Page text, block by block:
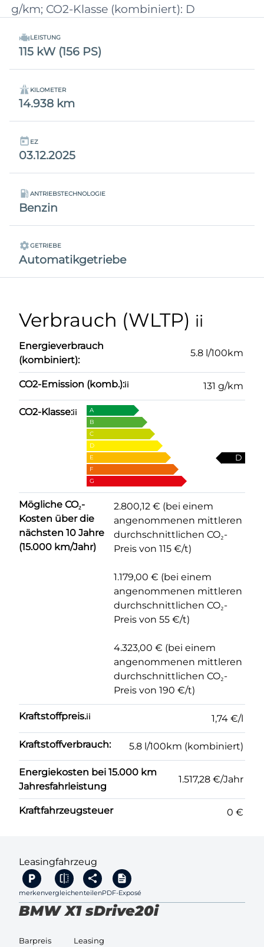
g/km; CO2-Klasse (kombiniert): D
LEISTUNG
115 kW (156 PS)
KILOMETER
14.938 km
EZ
03.12.2025
ANTRIEBSTECHNOLOGIE
Benzin
GETRIEBE
Automatikgetriebe
Verbrauch (WLTP) ii
Energieverbrauch
(kombiniert):
5.8 l/100km
CO2-Emission (komb.):ii 131 g/km
CO2-Klasse:ii
A
B
C
D
E
F
G
D
Mögliche CO₂-
Kosten über die
nächsten 10 Jahre
(15.000 km/Jahr)
2.800,12 € (bei einem
angenommenen mittleren
durchschnittlichen CO₂-
Preis von 115 €/t)
1.179,00 € (bei einem
angenommenen mittleren
durchschnittlichen CO₂-
Preis von 55 €/t)
4.323,00 € (bei einem
angenommenen mittleren
durchschnittlichen CO₂-
Preis von 190 €/t)
Kraftstoffpreis.ii 1,74 €/l
Kraftstoffverbrauch: 5.8 l/100km (kombiniert)
Energiekosten bei 15.000 km
Jahresfahrleistung
1.517,28 €/Jahr
Kraftfahrzeugsteuer 0 €
Leasingfahrzeug
merkenvergleichenteilenPDF-Exposé
BMW X1 sDrive20i
Barpreis Leasing